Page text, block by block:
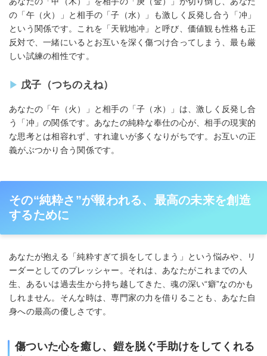
の「午（火）」と相手の「子（水）」も激しく反発し合う「冲」
という関係です。これを「天戦地冲」と呼び、価値観も性格も正
反対で、一緒にいるとお互いを深く傷つけ合ってしまう、最も厳
しい試練の相性です。
戊子（つちのえね）
あなたの「午（火）」と相手の「子（水）」は、激しく反発し合
う「冲」の関係です。あなたの純粋な奉仕の心が、相手の現実的
な思考とは相容れず、すれ違いが多くなりがちです。お互いの正
義がぶつかり合う関係です。
その“純粋さ”が報われる、最高の未来を創造
するために
あなたが抱える「純粋すぎて損をしてしまう」という悩みや、リ
ーダーとしてのプレッシャー。それは、あなたがこれまでの人
生、あるいは過去生から持ち越してきた、魂の深い“癖”なのかも
しれません。そんな時は、専門家の力を借りることも、あなた自
身への最高の優しさです。
傷ついた心を癒し、鎧を脱ぐ手助けをしてくれる